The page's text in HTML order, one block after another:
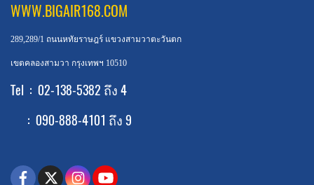
WWW.BIGAIR168.COM
289,289/1 ถนนหทัยราษฎร์ แขวงสามวาตะวันตก
เขตคลองสามวา กรุงเทพฯ 10510
Tel : 02-138-5382 ถึง 4
: 090-888-4101 ถึง 9